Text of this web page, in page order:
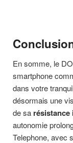
En somme, le
smartphone
dans votre
désormais une
de sa
autonomie
Telephone, avec